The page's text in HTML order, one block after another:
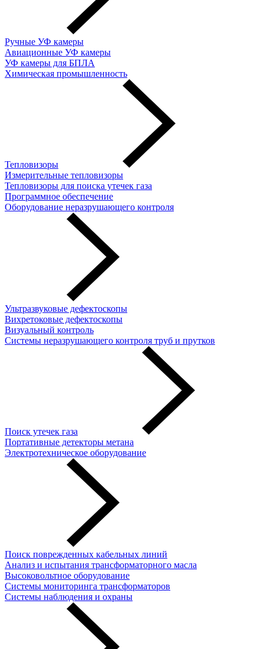
Ручные УФ камеры
Авиационные УФ камеры
УФ камеры для БПЛА
Химическая промышленность
Тепловизоры
Измерительные тепловизоры
Тепловизоры для поиска утечек газа
Программное обеспечение
Оборудование неразрушающего контроля
Ультразвуковые дефектоскопы
Вихретоковые дефектоскопы
Визуальный контроль
Системы неразрушающего контроля труб и прутков
Поиск утечек газа
Портативные детекторы метана
Электротехническое оборудование
Поиск поврежденных кабельных линий
Анализ и испытания трансформаторного масла
Высоковольтное оборудование
Системы мониторинга трансформаторов
Системы наблюдения и охраны